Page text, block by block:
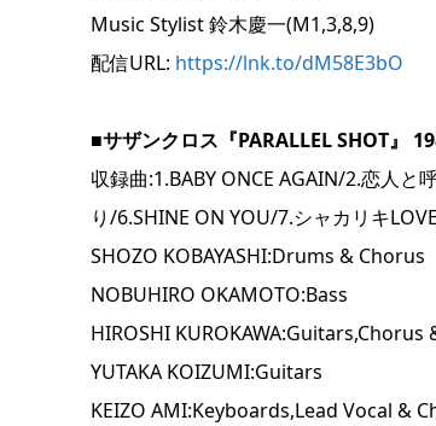
Music Stylist 鈴木慶一(M1,3,8,9)
配信URL: https://lnk.to/dM58E3bO
■サザンクロス『PARALLEL SHOT』
収録曲:1.BABY ONCE AGAIN/2.恋人と
り/6.SHINE ON YOU/7.シャカリキ
SHOZO KOBAYASHI:Drums & Chorus
NOBUHIRO OKAMOTO:Bass
HIROSHI KUROKAWA:Guitars,Chorus
YUTAKA KOIZUMI:Guitars
KEIZO AMI:Keyboards,Lead Vocal &